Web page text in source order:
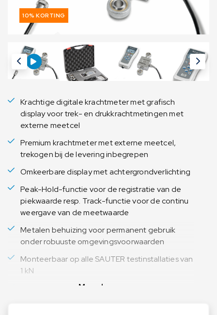
10% KORTING
Krachtige digitale krachtmeter met grafisch
display voor trek- en drukkrachtmetingen met
externe meetcel
Premium krachtmeter met externe meetcel,
trekogen bij de levering inbegrepen
Omkeerbare display met achtergrondverlichting
Peak-Hold-functie voor de registratie van de
piekwaarde resp. Track-functie voor de continu
weergave van de meetwaarde
Metalen behuizing voor permanent gebruik
onder robuuste omgevingsvoorwaarden
Monteerbaar op alle SAUTER testinstallaties van
1 kN
Capaciteitsaanduiding: Een oplopende
Meer lezen